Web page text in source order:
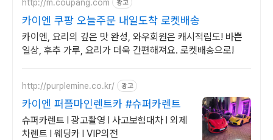
http://m.coupang.com 광고
카이엔 쿠팡 오늘주문 내일도착 로켓배송
카이엔, 요리의 깊은 맛 완성, 와우회원은 캐시적립도! 바쁜
일상, 후추 가루, 요리가 더욱 간편해져요. 로켓배송으로!
http://purplemine.co.kr/ 광고
카이엔 퍼플마인렌트카 #슈퍼카렌트
슈퍼카렌트 l 광고촬영 l 사고보험대차 l 외제
차렌트 l 웨딩카 l VIP의전